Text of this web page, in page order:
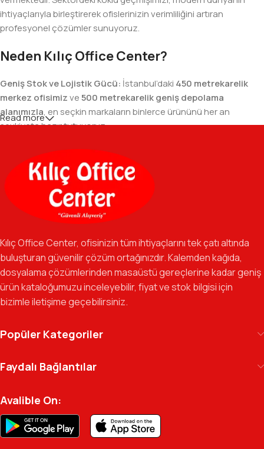
ihtiyaçlarıyla birleştirerek ofislerinizin verimliliğini artıran
profesyonel çözümler sunuyoruz.
Neden Kılıç Office Center?
Geniş Stok ve Lojistik Gücü: İstanbul’daki 450 metrekarelik
merkez ofisimizve500 metrekarelik geniş depolama
alanımızla, en seçkin markaların binlerce ürününü her an
sevkiyata hazır tutuyoruz.
Geniş Ürün Yelpazesi:Temel kırtasiye malzemelerinden teknik
ofis gereçlerine kadar, iş hayatınızda ihtiyaç duyduğunuz her
şeyi tek bir çatı altında, en uygun fiyat avantajlarıyla bulmanızı
sağlıyoruz.
Özverili Takım Ruhu:İşini tutkuyla yapan, güler yüzlü ve çözüm
güvenilir bir yol arkadaşı olmayı hedefliyoruz.
Gelecek Vizyonu:Kurumsal kimliğimizi yeni iş birlikleri ve global
markalarla güçlendirerek, Türkiye genelinde müşteri ağımızı her
geçen gün büyütmeye devam ediyoruz.
Kılıç Office Center
arşivinizdeki dosyaya kadar her detayda yanınızda.
Ofisinizin enerjisini ve verimliliğini artırmak için
profesyonel kadromuzla hizmetinizdeyiz.
Read more
Kılıç Office Center, ofisinizin tüm ihtiyaçlarını tek çatı altında
buluşturan güvenilir çözüm ortağınızdır. Kalemden kağıda,
dosyalama çözümlerinden masaüstü gereçlerine kadar geniş
ürün kataloğumuzu inceleyebilir, fiyat ve stok bilgisi için
bizimle iletişime geçebilirsiniz.
Popüler Kategoriler
Faydalı Bağlantılar
Avalible On: